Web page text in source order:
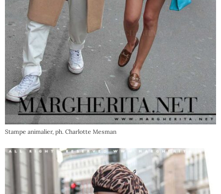
Stampe animalier, ph. Charlotte Mesman